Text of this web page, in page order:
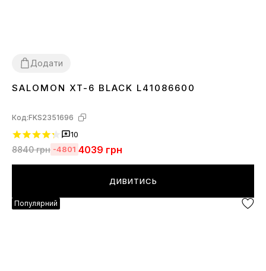
Додати
4041 42 43 44 45
SALOMON XT-6 BLACK L41086600
Код:FKS2351696
10
8840грн -4801 4039 грн
ДИВИТИСЬ
Популярний